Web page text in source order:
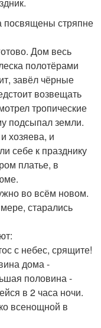
посвящены стряпне
Дом весь
полотёрами
завёл чёрные
возвещать
тропические
подсыпал земли.
хозяева, и
себе к празднику
платье, в
во всём новом.
старались
с небес, срящите!
дома -
половина -
в 2 часа ночи.
всенощной в